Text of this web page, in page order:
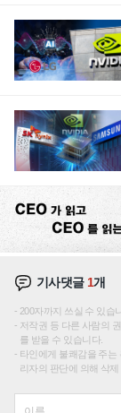
기사댓글1개
200자까지 쓰실 수 있습
저작권 등 다른 사람의
를 받을 수 있습니다.
타인에게 불쾌감을 주는
리자의 판단에 의해 삭제